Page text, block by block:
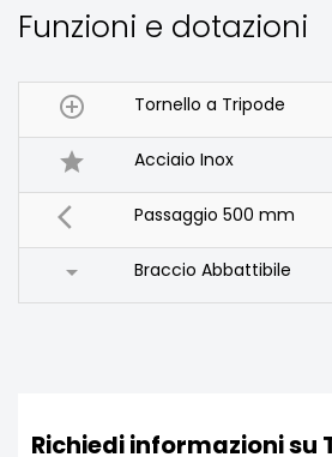
Funzioni e dotazioni
 Tornello a Tripode
 Acciaio Inox
 Passaggio 500 mm
 Braccio Abbattibile
Richiedi informazioni su